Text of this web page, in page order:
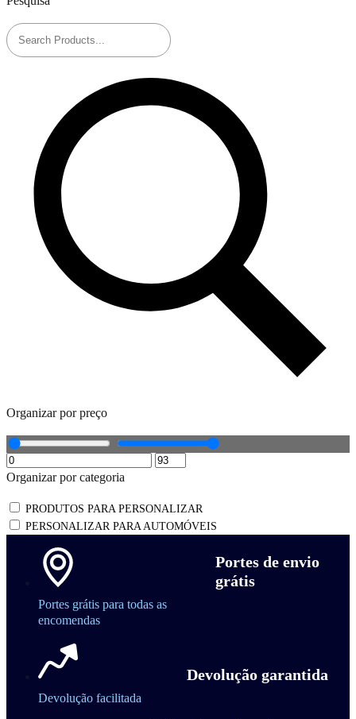
Organizar por preço
Organizar por categoria
PRODUTOS PARA PERSONALIZAR
PERSONALIZAR PARA AUTOMÓVEIS
Portes de envio
grátis
Portes grátis para todas as
encomendas
Devolução garantida
Devolução facilitada